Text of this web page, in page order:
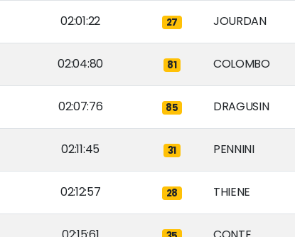
02:01:22 27 JOURDAN
02:04:80 81 COLOMBO
02:07:76 85 DRAGUSIN
02:11:45 31 PENNINI
02:12:57 28 THIENE